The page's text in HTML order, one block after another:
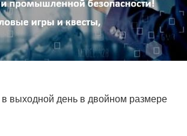
выходной день в двойном размере